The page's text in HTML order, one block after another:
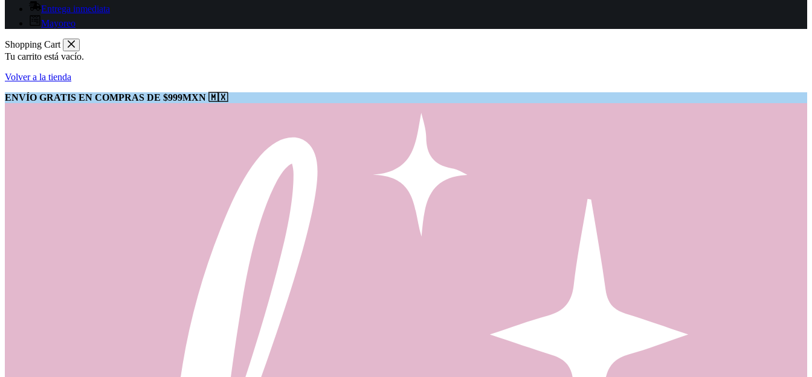
Entrega inmediata
Mayoreo
Shopping Cart
Tu carrito está vacío.
Volver a la tienda
ENVÍO GRATIS EN COMPRAS DE $999MXN 🇲🇽